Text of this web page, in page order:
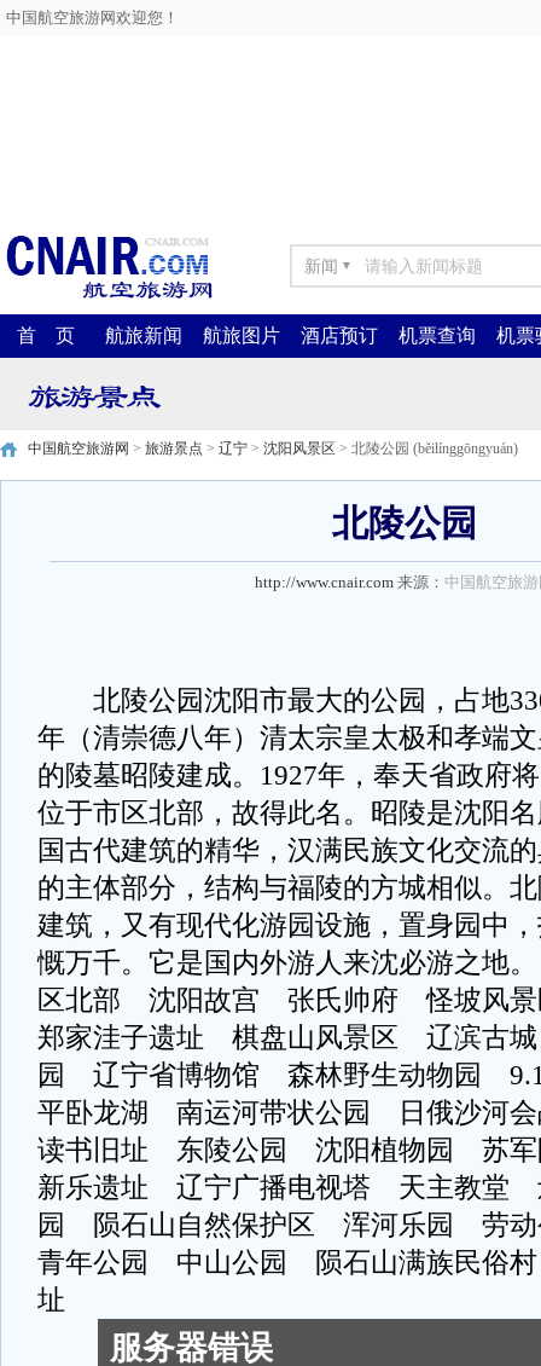
中国航空旅游网欢迎您！
新闻 ▼
首 页 航旅新闻 航旅图片 酒店预订 机票查询 机票
中国航空旅游网 > 旅游景点 > 辽宁 > 沈阳风景区 > 北陵公园 (běilínggōngyuán)
北陵公园
http://www.cnair.com 来源： 中国航空旅
北陵公园沈阳市最大的公园，占地
年（清崇德八年）清太宗皇太极和孝端
的陵墓昭陵建成。1927年，奉天省政府
位于市区北部，故得此名。昭陵是沈阳
国古代建筑的精华，汉满民族文化交流
的主体部分，结构与福陵的方城相似。
建筑，又有现代化游园设施，置身园中
慨万千。它是国内外游人来沈必游
区北部 沈阳故宫 张氏帅府 怪坡风
郑家洼子遗址 棋盘山风景区 辽滨古
园 辽宁省博物馆 森林野生动物园
平卧龙湖 南运河带状公园 日俄沙河
读书旧址 东陵公园 沈阳植物园 苏
新乐遗址 辽宁广播电视塔 天主教堂
园 陨石山自然保护区 浑河乐园 劳
青年公园 中山公园 陨石山满族民俗
址